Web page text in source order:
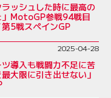
ッシュした時に最高の
」MotoGP参戦94戦目
5戦スペインGP
2025-04-28
導入も戦闘力不足に苦
大限に引き出せない」